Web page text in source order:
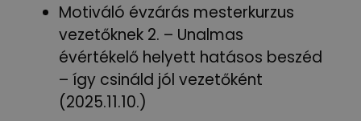
Motiváló évzárás mesterkurzus
vezetőknek 2. – Unalmas
évértékelő helyett hatásos beszéd
– így csináld jól vezetőként
(2025.11.10.)